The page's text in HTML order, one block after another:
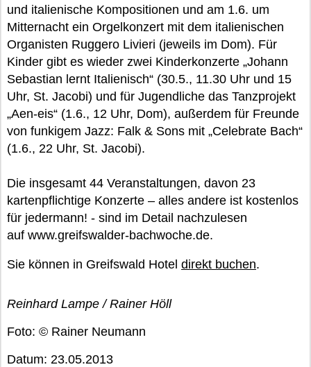
und italienische Kompositionen und am 1.6. um
Mitternacht ein Orgelkonzert mit dem italienischen
Organisten Ruggero Livieri (jeweils im Dom). Für
Kinder gibt es wieder zwei Kinderkonzerte „Johann
Sebastian lernt Italienisch“ (30.5., 11.30 Uhr und 15
Uhr, St. Jacobi) und für Jugendliche das Tanzprojekt
„Aen-eis“ (1.6., 12 Uhr, Dom), außerdem für Freunde
von funkigem Jazz: Falk & Sons mit „Celebrate Bach“
(1.6., 22 Uhr, St. Jacobi).
Die insgesamt 44 Veranstaltungen, davon 23
kartenpflichtige Konzerte – alles andere ist kostenlos
für jedermann! - sind im Detail nachzulesen
auf www.greifswalder-bachwoche.de.
Sie können in Greifswald Hotel direkt buchen.
Reinhard Lampe / Rainer Höll
Foto: © Rainer Neumann
Datum: 23.05.2013